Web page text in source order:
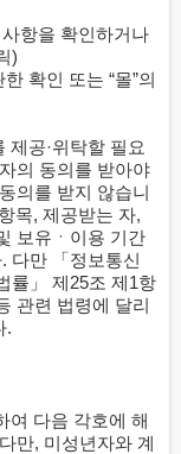
항을 확인하거나
)
확인 또는 “몰”의
제공·위탁할 필요
의 동의를 받아야
의를 받지 않습니
목, 제공받는 자,
보유ㆍ이용 기간
다만 「정보통신
률」 제25조 제1항
관련 법령에 달리
.
여 다음 각호에 해
만, 미성년자와 계